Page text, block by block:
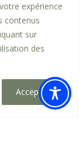
expérience
contenus
sur
des
Accepter
Verbal
24 07
2025